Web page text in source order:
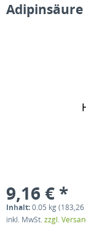
Adipinsäure
9,16 € *
Inhalt:0.05 kg
inkl. MwSt.zzgl.